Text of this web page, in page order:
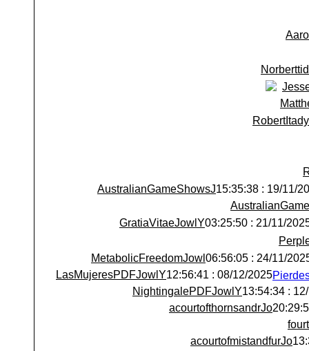
RobertItady
19/11/2025 :
AustralianGameShowsJ
21/11/2025 :
GratiaVitaeJowlY
24/11/2025 :
MetabolicFreedomJowl
08/12/2025 : 12:56:41
LasMujeresPDFJowlY
12/
NightingalePDFJowlY
acourtofthornsandrJo
acourtofmistandfurJo